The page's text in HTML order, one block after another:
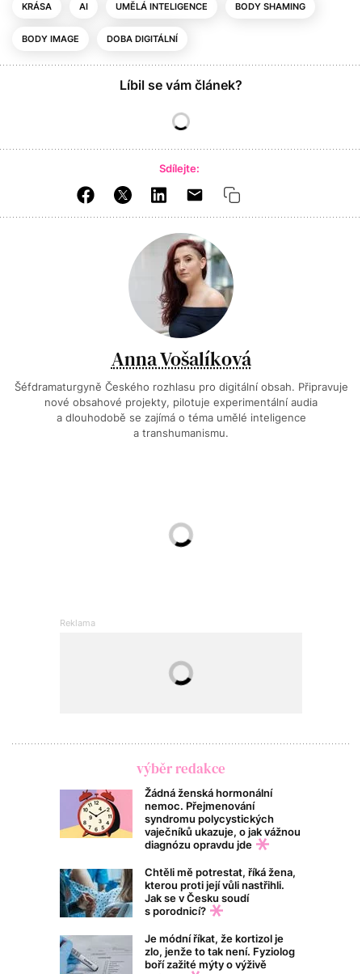
KRÁSA AI UMĚLÁ INTELIGENCE BODY SHAMING
BODY IMAGE DOBA DIGITÁLNÍ
Líbil se vám článek?
Sdílejte:
Anna Vošalíková
Šéfdramaturgyně Českého rozhlasu pro digitální obsah. Připravuje
nové obsahové projekty, pilotuje experimentální audia
a dlouhodobě se zajímá o téma umělé inteligence
a transhumanismu.
výběr redakce
Žádná ženská hormonální
nemoc. Přejmenování
syndromu polycystických
vaječníků ukazuje, o jak vážnou
diagnózu opravdu jde
Chtěli mě potrestat, říká žena,
kterou proti její vůli nastřihli.
Jak se v Česku soudí
s porodnicí?
Je módní říkat, že kortizol je
zlo, jenže to tak není. Fyziolog
boří zažité mýty o výživě